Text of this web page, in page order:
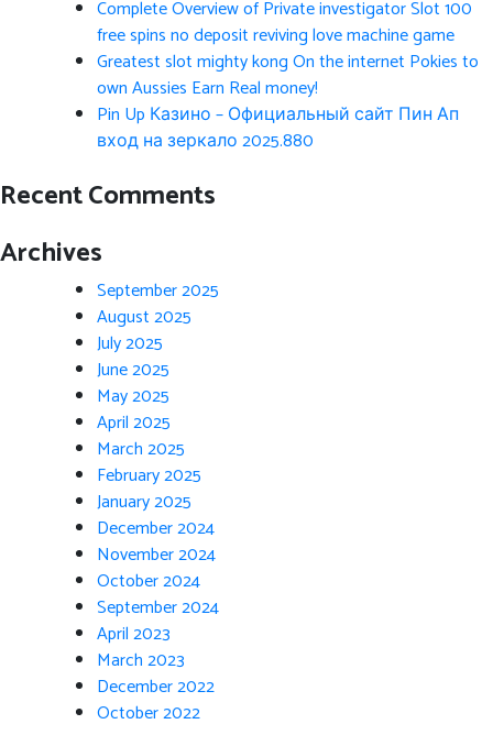
Complete Overview of Private investigator Slot 100
free spins no deposit reviving love machine game
Greatest slot mighty kong On the internet Pokies to
own Aussies Earn Real money!
Pin Up Казино – Официальный сайт Пин Ап
вход на зеркало 2025.880
Recent Comments
Archives
September 2025
August 2025
July 2025
June 2025
May 2025
April 2025
March 2025
February 2025
January 2025
December 2024
November 2024
October 2024
September 2024
April 2023
March 2023
December 2022
October 2022